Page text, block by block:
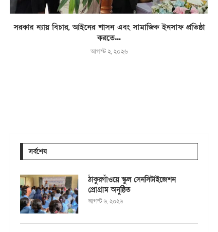
সরকার ন্যায় বিচার, আইনের শাসন এবং সামাজিক ইনসাফ প্রতিষ্ঠা
করতে...
আগস্ট ২, ২০২৬
সর্বশেষ
ঠাকুরগাঁওয়ে স্কুল সেনসিটাইজেশন
প্রোগ্রাম অনুষ্ঠিত
আগস্ট ৬, ২০২৬